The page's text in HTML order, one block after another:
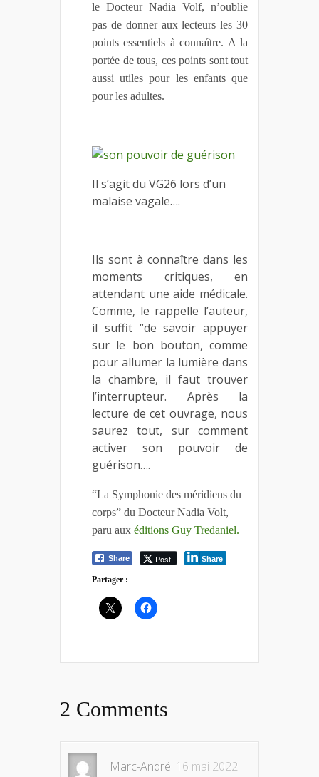
le Docteur Nadia Volf, n’oublie
pas de donner aux lecteurs les 30
points essentiels à connaître. A la
portée de tous, ces points sont tout
aussi utiles pour les enfants que
pour les adultes.
Il s’agit du VG26 lors d’un
malaise vagale….
Ils sont à connaître dans les
moments critiques, en
attendant une aide médicale.
Comme, le rappelle l’auteur,
il suffit “de savoir appuyer
sur le bon bouton, comme
pour allumer la lumière dans
la chambre, il faut trouver
l’interrupteur. Après la
lecture de cet ouvrage, nous
saurez tout, sur comment
activer son pouvoir de
guérison….
“La Symphonie des méridiens du
corps” du Docteur Nadia Volt,
paru aux éditions Guy Tredaniel.
Share Post Share
Partager :
2 Comments
Marc-André 16 mai 2022